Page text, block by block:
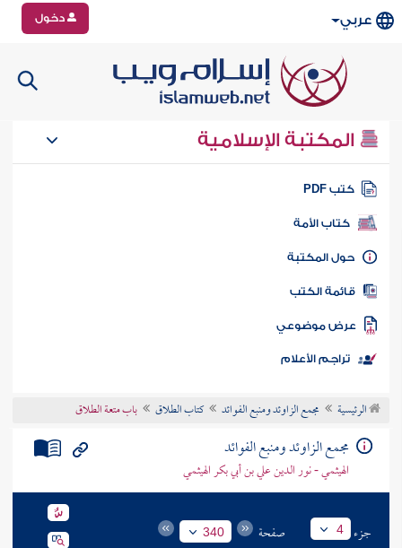
عربي دخول
المكتبة الإسلامية
كتب PDF
كتاب الأمة
المكتبة
الكتب
موضوعي
تراجم الأعلام
الرئيسية مجمع الزاوئد ومنبع الفوائد كتاب الطلاق باب متعة الطلاق
مجمع الزاوئد ومنبع الفوائد
الهيثمي - نور الدين علي بن أبي بكر الهيثمي
جزء 4 صفحة 340